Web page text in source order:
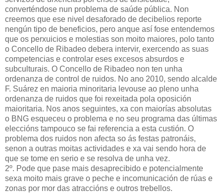
converténdose nun problema de saúde pública. Non
creemos que ese nivel desaforado de decibelios reporte
nengún tipo de beneficios, pero anque así fose entendemos
que os perxuicios e molestias son moito maiores, polo tanto
o Concello de Ribadeo debera intervir, exercendo as suas
competencias e controlar eses excesos absurdos e
subculturais. O Concello de Ribadeo non ten unha
ordenanza de control de ruidos. No ano 2010, sendo alcalde
F. Suárez en maioria minoritaria levouse ao pleno unha
ordenanza de ruidos que foi rexeitada pola oposición
maioritaria. Nos anos seguintes, xa con maiorías absolutas
o BNG esqueceu o problema e no seu programa das últimas
eleccións tampouco se fai referencia a esta custión. O
problema dos ruidos non afecta so ás festas patronáis,
senon a outras moitas actividades e xa vai sendo hora de
que se tome en serio e se resolva de unha vez.
2º. Pode que pase mais desaprecibido e potencialmente
sexa moito mais grave o peche e incomunicación de rúas e
zonas por mor das atraccións e outros trebellos.